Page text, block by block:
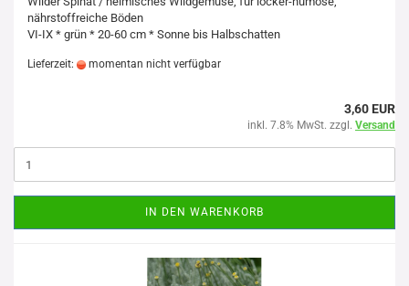
nährstoffreiche Böden
VI-IX * grün * 20-60 cm * Sonne bis Halbschatten
Lieferzeit: momentan nicht verfügbar
3,60 EUR
inkl. 7.8% MwSt. zzgl. Versand
IN DEN WARENKORB